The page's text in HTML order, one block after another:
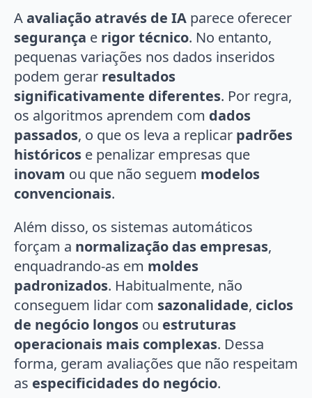
Aavaliação através de IA parece oferecer
segurança e rigor técnico. No entanto,
pequenas variações nos dados inseridos
podem gerar resultados
significativamente diferentes. Por regra,
os algoritmos aprendem com dados
passados, o que os leva a replicar padrões
históricos e penalizar empresas que
inovam ou que não seguem modelos
convencionais.
Além disso, os sistemas automáticos
forçam a normalização das empresas,
enquadrando-as em moldes
padronizados. Habitualmente, não
conseguem lidar com sazonalidade, ciclos
de negócio longos ou estruturas
operacionais mais complexas. Dessa
forma, geram avaliações que não respeitam
as especificidades do negócio.